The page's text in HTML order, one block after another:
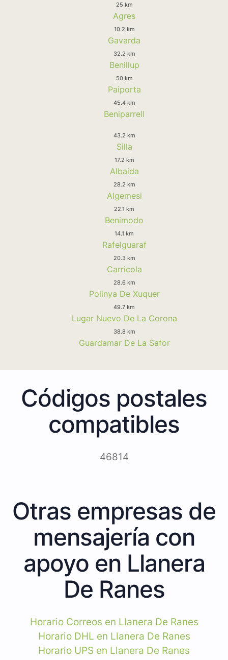
25 km
Agres
10.2 km
Gavarda
32.2 km
Benillup
50 km
Paiporta
45.4 km
Beniparrell
43.2 km
Silla
17.2 km
Albaida
28.2 km
Algemesi
22.1 km
Benimodo
14.1 km
Rafelguaraf
20.3 km
Carricola
28.6 km
Polinya De Xuquer
49.7 km
Lugar Nuevo De La Corona
38.8 km
Guardamar De La Safor
Códigos postales
compatibles
46814
Otras empresas de
mensajería con
apoyo en Llanera
De Ranes
Horario Correos en Llanera De Ranes
Horario DHL en Llanera De Ranes
Horario UPS en Llanera De Ranes